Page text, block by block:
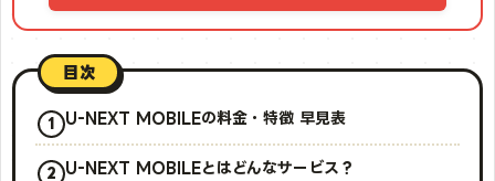
目次
U-NEXT MOBILEの料金・特徴 早見表
U-NEXT MOBILEとはどんなサービス？